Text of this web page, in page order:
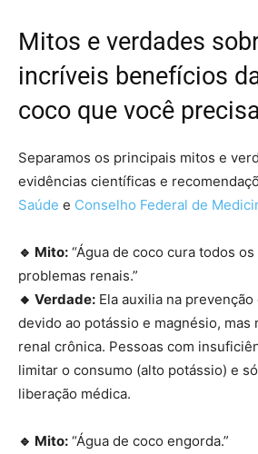
Mitos e verdades
incríveis benefícios
coco que você
Separamos os principais mitos e
evidências científicas e
Saúde e Conselho Federal de
🔹 Mito: “Água de coco cura todos
problemas renais.”
🔸 Verdade: Ela auxilia na
devido ao potássio e magnésio, mas
renal crônica. Pessoas com
limitar o consumo (alto potássio) e
liberação médica.
🔹 Mito: “Água de coco engorda.”